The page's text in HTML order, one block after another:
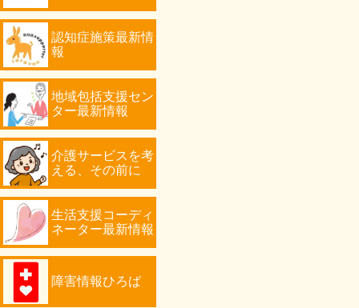
認知症施策最新情
報
地域包括支援セン
ター最新情報
介護サービスを考
える、その前に
生活支援コーディ
ネーター最新情報
障害情報ひろば